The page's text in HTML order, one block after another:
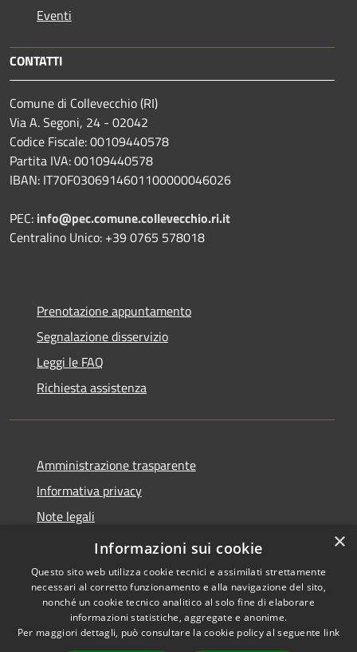
Eventi
CONTATTI
Comune di Collevecchio (RI)
Via A. Segoni, 24 - 02042
Codice Fiscale: 00109440578
Partita IVA: 00109440578
IBAN: IT70F0306914601100000046026
PEC: info@pec.comune.collevecchio.ri.it
Centralino Unico: +39 0765 578018
Prenotazione appuntamento
Segnalazione disservizio
Leggi le FAQ
Richiesta assistenza
Amministrazione trasparente
Informativa privacy
Note legali
Dichiarazione di accessibilità
Accessibilità
Copyright © 2026 • Comune di
Collevecchio • Powered by
×
Informazioni sui cookie
Questo sito web utilizza cookie tecnici e assimilati strettamente
necessari al corretto funzionamento e alla navigazione del sito,
nonché un cookie tecnico analitico al solo fine di elaborare
informazioni statistiche, aggregate e anonime.
Per maggiori dettagli, può consultare la cookie policy al seguente link